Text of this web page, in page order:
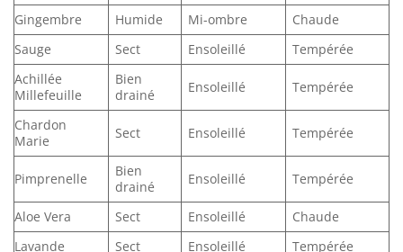
Gingembre Humide Mi-ombre
Chaude
Sauge
Sect Ensoleillé
Tempérée
Achillée
Millefeuille
Bien
drainé
Ensoleillé Tempérée
Chardon
Marie
Sect Ensoleillé Tempérée
Pimprenelle
Bien
drainé
Ensoleillé Tempérée
Aloe Vera Sect Ensoleillé
Chaude
Lavande
Sect Ensoleillé
Tempérée